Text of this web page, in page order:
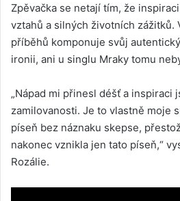
Zpěvačka se netají tím, že
vztahů a silných životních zážitků.
příběhů komponuje svůj
ironii, ani u singlu Mraky tomu
„Nápad mi přinesl déšť a inspiraci
zamilovanosti. Je to vlastně moje
píseň bez náznaku skepse,
nakonec vznikla jen tato píseň,“
Rozálie.